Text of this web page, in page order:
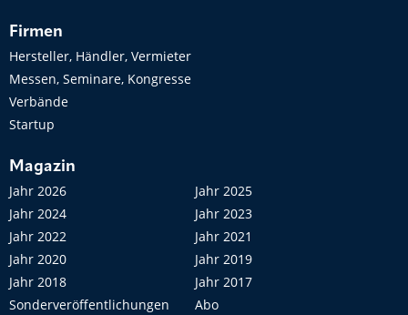
Firmen
Hersteller, Händler, Vermieter
Messen, Seminare, Kongresse
Verbände
Startup
Magazin
Jahr 2026
Jahr 2025
Jahr 2024
Jahr 2023
Jahr 2022
Jahr 2021
Jahr 2020
Jahr 2019
Jahr 2018
Jahr 2017
Sonderveröffentlichungen
Abo